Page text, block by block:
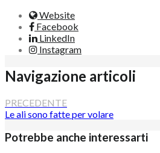
Website
Facebook
LinkedIn
Instagram
Navigazione articoli
PRECEDENTE
Le ali sono fatte per volare
Potrebbe anche interessarti